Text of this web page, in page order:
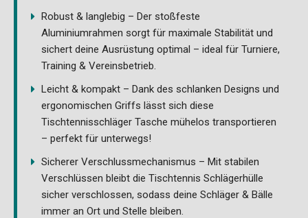
Robust & langlebig – Der stoßfeste
Aluminiumrahmen sorgt für maximale Stabilität und
sichert deine Ausrüstung optimal – ideal für Turniere,
Training & Vereinsbetrieb.
Leicht & kompakt – Dank des schlanken Designs und
ergonomischen Griffs lässt sich diese
Tischtennisschläger Tasche mühelos transportieren
– perfekt für unterwegs!
Sicherer Verschlussmechanismus – Mit stabilen
Verschlüssen bleibt die Tischtennis Schlägerhülle
sicher verschlossen, sodass deine Schläger & Bälle
immer an Ort und Stelle bleiben.